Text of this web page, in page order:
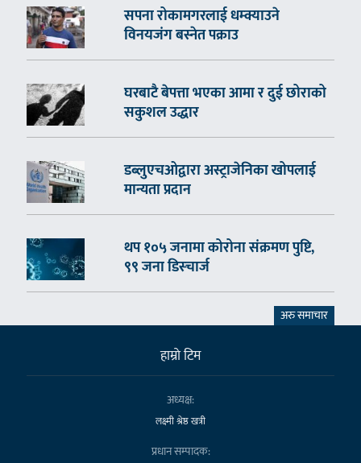
सपना रोकामगरलाई धम्क्याउने
विनयजंग बस्नेत पक्राउ
घरबाटै बेपत्ता भएका आमा र दुई छोराको
सकुशल उद्धार
डब्लुएचओद्वारा अस्ट्राजेनिका खोपलाई
मान्यता प्रदान
थप १०५ जनामा कोरोना संक्रमण पुष्टि,
९९ जना डिस्चार्ज
अरु समाचार
हाम्राे टिम
अध्यक्ष:
लक्ष्मी श्रेष्ठ खत्री
प्रधान सम्पादक: